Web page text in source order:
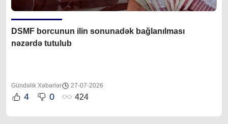
DSMF borcunun ilin sonunadək bağlanılması
nəzərdə tutulub
Gündəlik Xəbərlər 27-07-2026
4 0 424